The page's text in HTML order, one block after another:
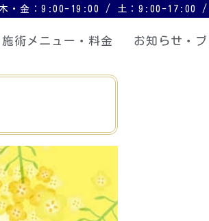
木・金：9:00-19:00 / 土：9:00-17:00
施術メニュー・料金 お知らせ・